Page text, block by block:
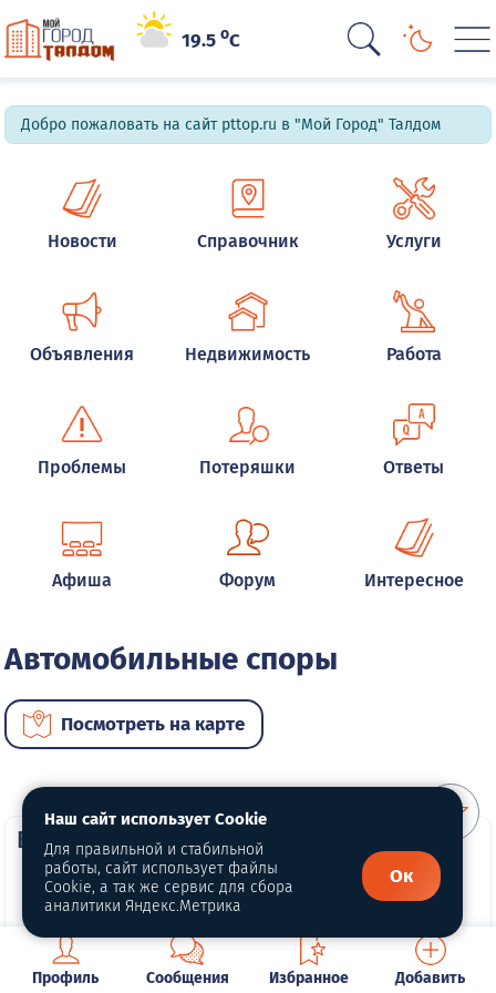
19.5oC
Добро пожаловать на сайт pttop.ru в "Мой Город" Талдом
Новости Справочник Услуги
Объявления Недвижимость Работа
Проблемы Потеряшки Ответы
Афиша Форум Интересное
Автомобильные споры
Посмотреть на карте
ВИП услуги
Профиль Сообщения Избранное Добавить
Наш сайт использует Cookie
Для правильной и стабильной
работы, сайт использует файлы
Cookie, а так же сервис для сбора
аналитики Яндекс.Метрика
Ок